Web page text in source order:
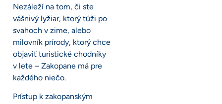
Nezáleží na tom, či ste
vášnivý lyžiar, ktorý túži po
svahoch v zime, alebo
milovník prírody, ktorý chce
objaviť turistické chodníky
v lete – Zakopane má pre
každého niečo.
Prístup k zakopanským